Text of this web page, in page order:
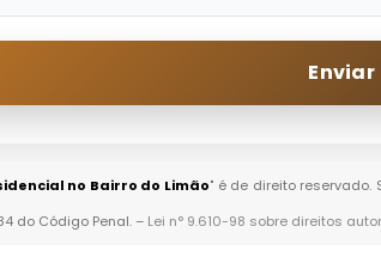
Enviar
no Bairro do Limão" é de direito
do Código Penal. – Lei n° 9.610-98 sobre direitos